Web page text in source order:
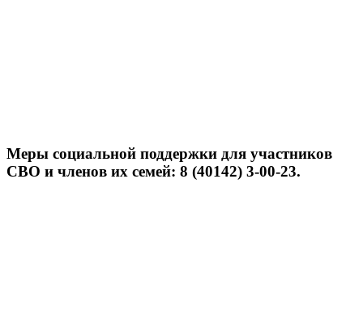
Меры социальной поддержки для участников
СВО и членов их семей: 8 (40142) 3-00-23.